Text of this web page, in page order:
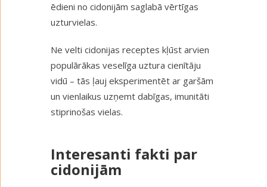
ēdieni no cidonijām saglabā vērtīgas
uzturvielas.
Ne velti cidonijas receptes kļūst arvien
populārākas veselīga uztura cienītāju
vidū – tās ļauj eksperimentēt ar garšām
un vienlaikus uzņemt dabīgas, imunitāti
stiprinošas vielas.
Interesanti fakti par
cidonijām